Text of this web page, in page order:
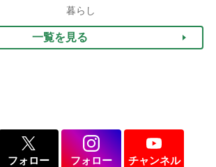
される」ケースも【FP解
暮らし
一覧を見る
フォロー フォロー チャンネル